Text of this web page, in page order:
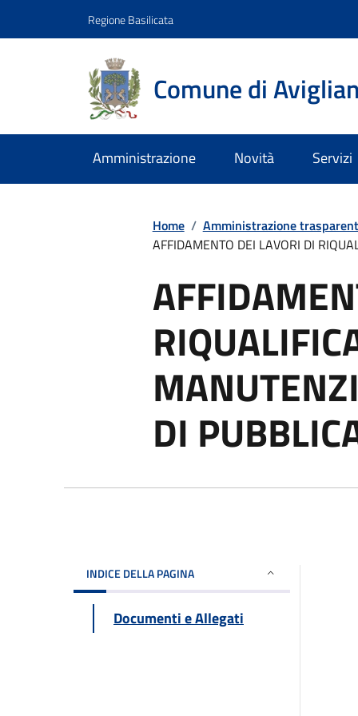
Regione Basilicata
Comune di
Amministrazione Novità Servizi
Home / Amministrazione
AFFIDAMENTO DEI LAVORI DI
DI
INDICE DELLA PAGINA
Documenti e Allegati